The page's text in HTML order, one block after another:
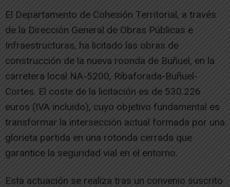
El Departamento de Cohesión Territorial, a través
de la Dirección General de Obras Públicas e
Infraestructuras, ha licitado las obras de
construcción de la nueva roonda de Buñuel, en la
carretera local NA-5200, Ribaforada-Buñuel-
Cortes. El coste de la licitación es de 530.226
euros (IVA incluido), cuyo objetivo fundamental es
transformar la intersección actual formada por una
glorieta partida en una rotonda cerrada que
garantice la seguridad vial en el entorno.
Esta actuación se realiza tras un convenio suscrito